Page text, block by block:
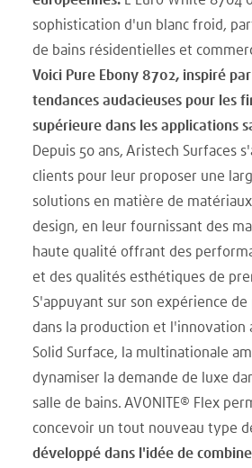
sophistication d'un blanc froid,
de bains résidentielles et
Voici Pure Ebony 8702, inspiré
tendances audacieuses pour les
supérieure dans les applications
Depuis 50 ans, Aristech Surfaces
clients pour leur proposer une
solutions en matière de
design, en leur fournissant des
haute qualité offrant des
et des qualités esthétiques de
S'appuyant sur son expérience de
dans la production et l'innovation
Solid Surface, la multinationale
dynamiser la demande de luxe
salle de bains. AVONITE® Flex
concevoir un tout nouveau type
développé dans l'idée de